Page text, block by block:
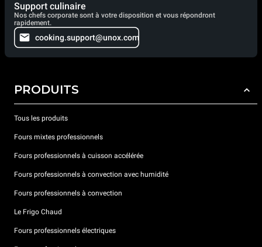
Support culinaire
Nos chefs corporate sont à votre disposition et vous répondront
rapidement.
cooking.support@unox.com
PRODUITS
Tous les produits
Fours mixtes professionnels
Fours professionnels à cuisson accélérée
Fours professionnels à convection avec humidité
Fours professionnels à convection
Le Frigo Chaud
Fours professionnels électriques